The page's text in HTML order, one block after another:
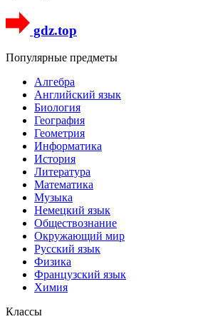
gdz.top
Популярные предметы
Алгебра
Английский язык
Биология
География
Геометрия
Информатика
История
Литература
Математика
Музыка
Немецкий язык
Обществознание
Окружающий мир
Русский язык
Физика
Французский язык
Химия
Классы